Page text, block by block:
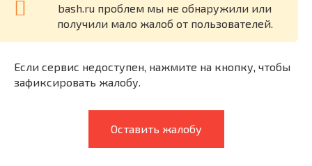
bash.ru проблем мы не обнаружили или
получили мало жалоб от пользователей.
Если сервис недоступен, нажмите на кнопку, чтобы
зафиксировать жалобу.
Оставить жалобу